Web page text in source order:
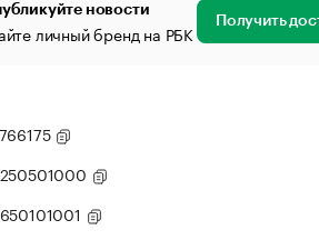
новости
личный бренд на РБК Получить